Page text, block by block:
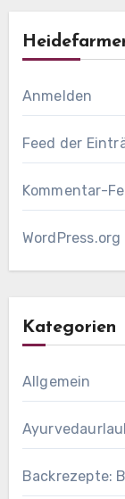
Anmelden
Feed der
Kommentar-
WordPress.org
Kategorien
Allgemein
Backrezepte: